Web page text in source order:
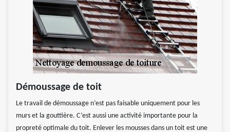
Démoussage de toit
Le travail de démoussage n’est pas faisable uniquement pour les
murs et la gouttière. C’est aussi une activité importante pour la
propreté optimale du toit. Enlever les mousses dans un toit est une